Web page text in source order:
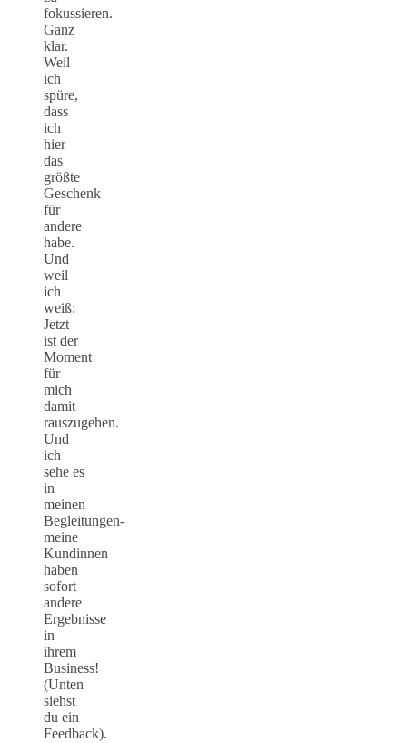
fokussieren.
Ganz
klar.
Weil
ich
spüre,
dass
ich
hier
das
größte
Geschenk
für
andere
habe.
Und
weil
ich
weiß:
Jetzt
ist der
Moment
für
mich
damit
rauszugehen.
Und
ich
sehe es
in
meinen
Begleitungen-
meine
Kundinnen
haben
sofort
andere
Ergebnisse
in
ihrem
Business!
(Unten
siehst
du ein
Feedback).